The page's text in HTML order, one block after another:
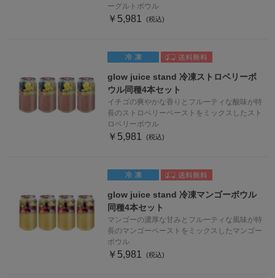
ーグルトボウル
￥5,981
glow juice stand 冷凍ストロベリーボ
ウル同種4本セット
イチゴの爽やかな香りとフルーティな酸味が特
長のストロベリーペーストをミックスしたスト
ロベリーボウル
￥5,981
glow juice stand 冷凍マンゴーボウル
同種4本セット
マンゴーの濃厚な甘みとフルーティな風味が特
長のマンゴーペーストをミックスしたマンゴー
ボウル
￥5,981